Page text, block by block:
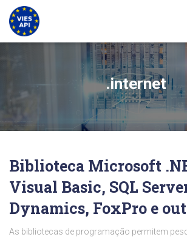
.internet
Biblioteca Microsoft
Visual Basic, SQL
Dynamics, FoxPro e
As bibliotecas de programação permitem